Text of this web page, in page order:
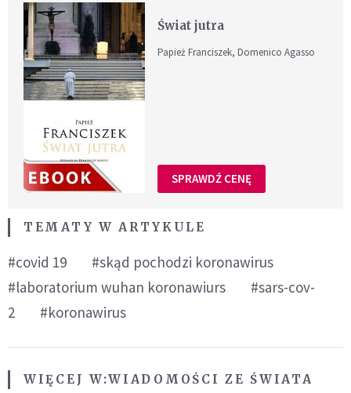
Świat jutra
Papież Franciszek, Domenico Agasso
SPRAWDŹ CENĘ
TEMATY W ARTYKULE
#covid 19
#skąd pochodzi koronawirus
#laboratorium wuhan koronawiurs
#sars-cov-
2
#koronawirus
WIĘCEJ W:WIADOMOŚCI ZE ŚWIATA